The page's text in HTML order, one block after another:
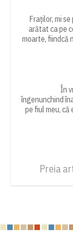
Fraților, mi
arătat ca pe
moarte, fiindcă
În
îngenunchind
pe fiul meu,
Preia